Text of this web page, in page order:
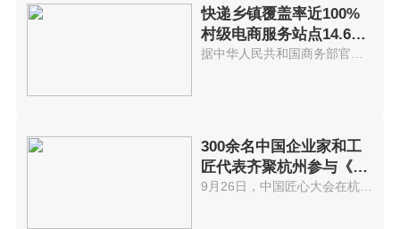
快递乡镇覆盖率近100%
村级电商服务站点14.6万
个
据中华人民共和国商务部官网消息...
300余名中国企业家和工
匠代表齐聚杭州参与《中
国匠心大会》
9月26日，中国匠心大会在杭州隆...